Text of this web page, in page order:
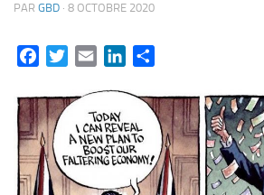
PAR GBD · 8 OCTOBRE 2020
FacebookTwitterEmail LinkedIn